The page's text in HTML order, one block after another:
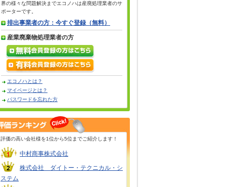
界の様々な問題解決までエコノハは産廃処理業者のサ
ポーターです。
排出事業者の方：今すぐ登録（無料）
産業廃棄物処理業者の方
エコノハとは？
マイページとは？
パスワードを忘れた方
評価の高い会社様を1位から5位までご紹介します！
中村商事株式会社
株式会社 ダイトー・テクニカル・シ
ステム